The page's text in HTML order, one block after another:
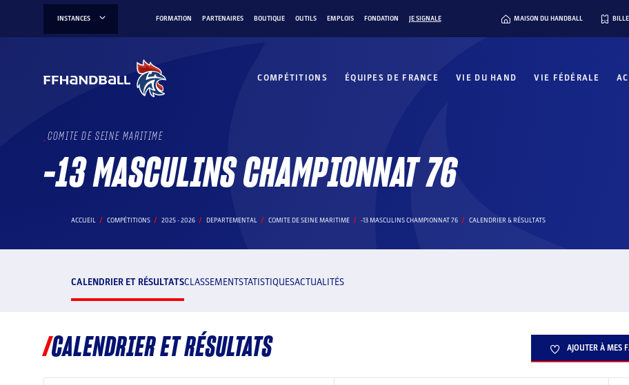
INSTANCES FORMATION PARTENAIRES BOUTIQUE OUTILS EMPLOIS FONDATION JE SIGNALE MAISON DU HANDBALL
COMPÉTITIONS ÉQUIPES DE FRANCE VIE DU HAND VIE FÉDÉRALE
COMITE DE SEINE MARITIME
-13 MASCULINS CHAMPIONNAT 76
ACCUEIL COMPÉTITIONS 2025 - 2026 DEPARTEMENTAL COMITE DE SEINE MARITIME -13 MASCULINS CHAMPIONNAT 76 CALENDRIER & RÉSULTATS
CALENDRIER ET RÉSULTATSCLASSEMENTSTATISTIQUESACTUALITÉS
CALENDRIER ET RÉSULTATS AJOUTER À MES